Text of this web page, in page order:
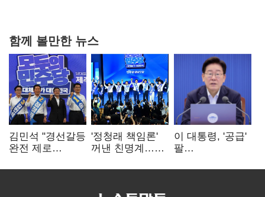
함께 볼만한 뉴스
김민석 "경선갈등
완전 제로
"반명 공세
'정청래 책임론'
꺼낸 친명계…
추가투표 때리기
이 대통령, '공급'
팔
여 내부선